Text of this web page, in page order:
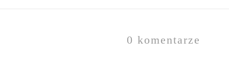
0 komentarze